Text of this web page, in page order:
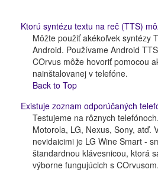
Ktorú syntézu textu na reč (TTS)
Môžte použiť akékoľvek syntézy
Android. Používame Android
COrvus môže hovoriť pomocou
nainštalovanej v telefóne.
Back to Top
Existuje zoznam odporúčaných
Testujeme na rôznych
Motorola, LG, Nexus, Sony, atď.
nevidaicimi je LG Wine Smart -
štandardnou klávesnicou, ktorá
výborne fungujúcich s COrvusom.